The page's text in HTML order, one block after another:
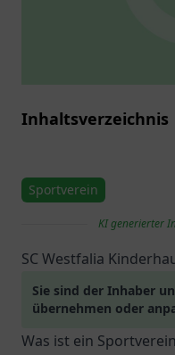
Inhaltsverzeichnis
Sportverein
KI generierter
SC Westfalia
Sie sind der Inhaber
übernehmen oder
Was ist ein